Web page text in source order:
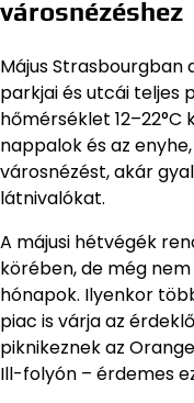
városnézéshez
Május Strasbourgban
parkjai és utcái teljes
hőmérséklet
nappalok és az
városnézést, akár
látnivalókat.
A májusi hétvégék
körében, de még
hónapok. Ilyenkor
piac is várja az
piknikeznek az
Ill-folyón – érdemes